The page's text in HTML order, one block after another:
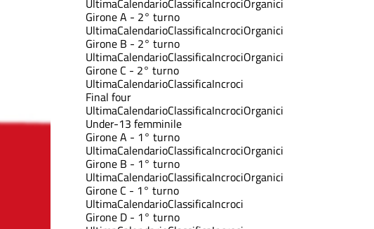
Girone A - 2° turno
UltimaCalendarioClassificaIncrociOrganici
Girone B - 2° turno
UltimaCalendarioClassificaIncrociOrganici
Girone C - 2° turno
UltimaCalendarioClassificaIncroci
Final four
UltimaCalendarioClassificaIncrociOrganici
Under-13 femminile
Girone A - 1° turno
UltimaCalendarioClassificaIncrociOrganici
Girone B - 1° turno
UltimaCalendarioClassificaIncrociOrganici
Girone C - 1° turno
UltimaCalendarioClassificaIncroci
Girone D - 1° turno